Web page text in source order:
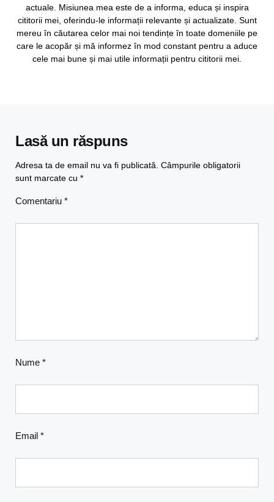
actuale. Misiunea mea este de a informa, educa și inspira
cititorii mei, oferindu-le informații relevante și actualizate. Sunt
mereu în căutarea celor mai noi tendințe în toate domeniile pe
care le acopăr și mă informez în mod constant pentru a aduce
cele mai bune și mai utile informații pentru cititorii mei.
Lasă un răspuns
Adresa ta de email nu va fi publicată. Câmpurile obligatorii
sunt marcate cu *
Comentariu *
Nume *
Email *